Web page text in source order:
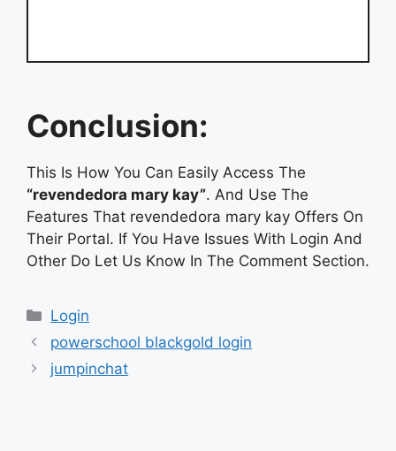
Conclusion:
This Is How You Can Easily Access The
“revendedora mary kay”. And Use The
Features That revendedora mary kay Offers On
Their Portal. If You Have Issues With Login And
Other Do Let Us Know In The Comment Section.
Categories
Login
powerschool blackgold login
jumpinchat